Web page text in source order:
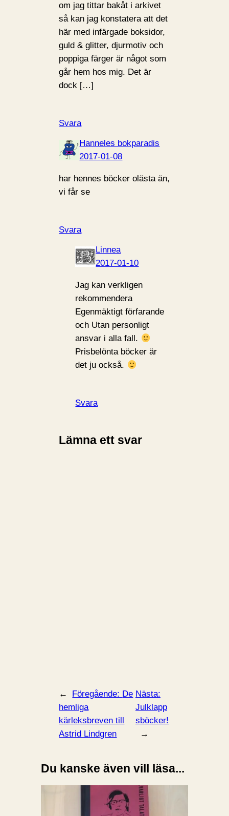
om jag tittar bakåt i arkivet
så kan jag konstatera att det
här med infärgade boksidor,
guld & glitter, djurmotiv och
poppiga färger är något som
går hem hos mig. Det är
dock […]
Svara
Hanneles bokparadis
2017-01-08
har hennes böcker olästa än,
vi får se
Svara
Linnea
2017-01-10
Jag kan verkligen
rekommendera
Egenmäktigt förfarande
och Utan personligt
ansvar i alla fall.
Prisbelönta böcker är
det ju också.
Svara
Lämna ett svar
← Föregående: De
hemliga
kärleksbreven till
Astrid Lindgren
Nästa:
Julklapp
sböcker!
→
Du kanske även vill läsa...